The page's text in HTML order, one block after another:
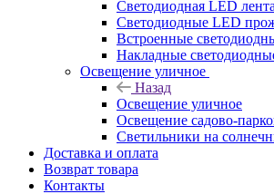
Светодиодная LED лента
Светодиодные LED
Встроенные
Накладные
Освещение уличное
Назад
Освещение уличное
Освещение садово-
Светильники на
Доставка и оплата
Возврат товара
Контакты